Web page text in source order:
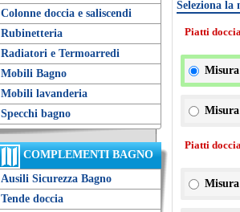
Colonne doccia e saliscendi
Rubinetteria
Radiatori e Termoarredi
Mobili Bagno
Mobili lavanderia
Specchi bagno
COMPLEMENTI BAGNO
Ausili Sicurezza Bagno
Tende doccia
Seleziona la
Piatti
Piatti